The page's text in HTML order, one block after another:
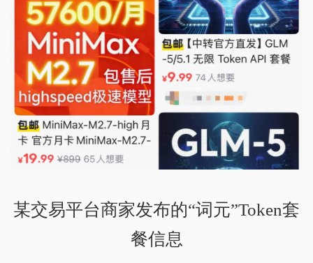
某交易平台商家发布的“词元”Token套
餐信息